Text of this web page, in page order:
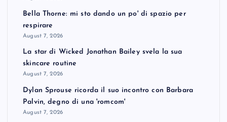
Bella Thorne: mi sto dando un po' di spazio per
respirare
August 7, 2026
La star di Wicked Jonathan Bailey svela la sua
skincare routine
August 7, 2026
Dylan Sprouse ricorda il suo incontro con Barbara
Palvin, degno di una 'romcom'
August 7, 2026